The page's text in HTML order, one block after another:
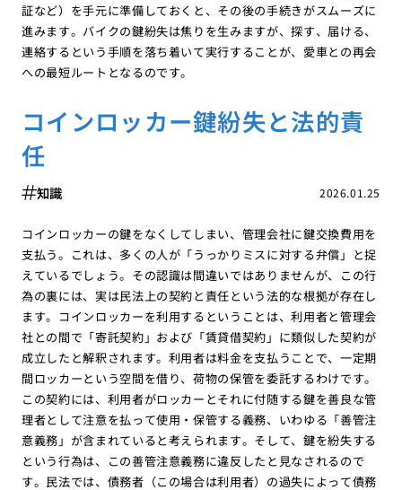
証など）を手元に準備しておくと、その後の手続きがスムーズに
進みます。バイクの鍵紛失は焦りを生みますが、探す、届ける、
連絡するという手順を落ち着いて実行することが、愛車との再会
への最短ルートとなるのです。
コインロッカー鍵紛失と法的責
任
2026.01.25
知識
コインロッカーの鍵をなくしてしまい、管理会社に鍵交換費用を
支払う。これは、多くの人が「うっかりミスに対する弁償」と捉
えているでしょう。その認識は間違いではありませんが、この行
為の裏には、実は民法上の契約と責任という法的な根拠が存在し
ます。コインロッカーを利用するということは、利用者と管理会
社との間で「寄託契約」および「賃貸借契約」に類似した契約が
成立したと解釈されます。利用者は料金を支払うことで、一定期
間ロッカーという空間を借り、荷物の保管を委託するわけです。
この契約には、利用者がロッカーとそれに付随する鍵を善良な管
理者として注意を払って使用・保管する義務、いわゆる「善管注
意義務」が含まれていると考えられます。そして、鍵を紛失する
という行為は、この善管注意義務に違反したと見なされるので
す。民法では、債務者（この場合は利用者）の過失によって債務